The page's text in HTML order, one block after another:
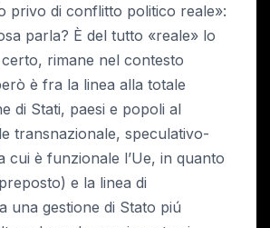
privo di conflitto politico reale»:
parla? È del tutto «reale» lo
rimane nel contesto
è fra la linea alla totale
di Stati, paesi e popoli al
transnazionale, speculativo-
cui è funzionale l’Ue, in quanto
e la linea di
una gestione di Stato piú